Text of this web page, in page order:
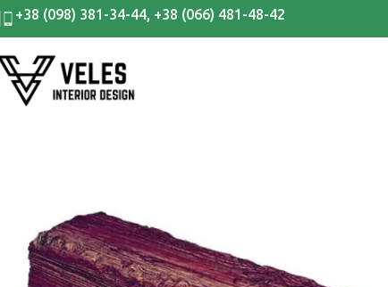
+38 (098) 381-34-44, +38 (066) 481-48-42